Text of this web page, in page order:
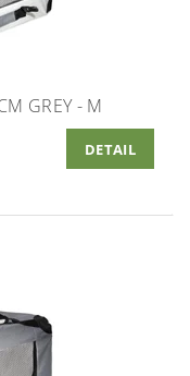
GREY - M
DETAIL